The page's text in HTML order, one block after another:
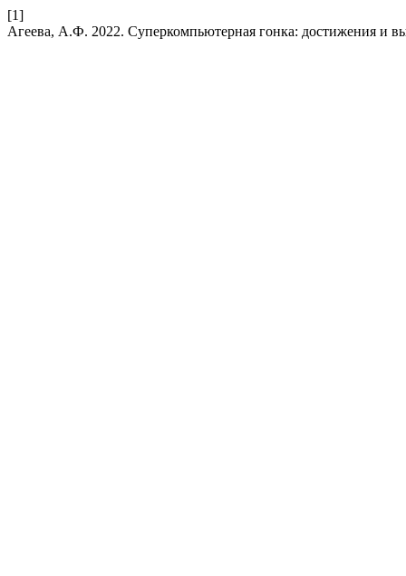
[1]
Агеева, А.Ф. 2022. Суперкомпьютерная гонка: достижения и